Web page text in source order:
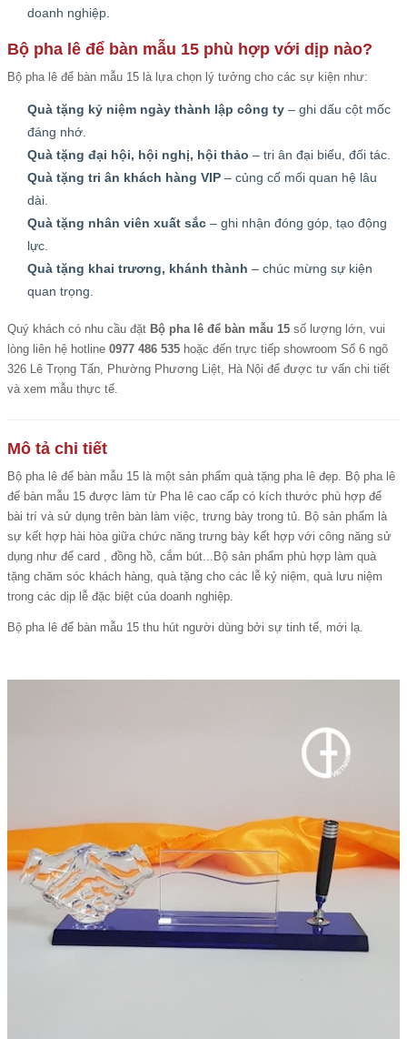
doanh nghiệp.
Bộ pha lê để bàn mẫu 15 phù hợp với dịp nào?
Bộ pha lê để bàn mẫu 15 là lựa chọn lý tưởng cho các sự kiện như:
Quà tặng kỷ niệm ngày thành lập công ty – ghi dấu cột mốc
đáng nhớ.
Quà tặng đại hội, hội nghị, hội thảo – tri ân đại biểu, đối tác.
Quà tặng tri ân khách hàng VIP – củng cố mối quan hệ lâu
dài.
Quà tặng nhân viên xuất sắc – ghi nhận đóng góp, tạo động
lực.
Quà tặng khai trương, khánh thành – chúc mừng sự kiện
quan trọng.
Quý khách có nhu cầu đặt Bộ pha lê để bàn mẫu 15 số lượng lớn, vui
lòng liên hệ hotline 0977 486 535 hoặc đến trực tiếp showroom Số 6 ngõ
326 Lê Trọng Tấn, Phường Phương Liệt, Hà Nội để được tư vấn chi tiết
và xem mẫu thực tế.
Mô tả chi tiết
Bộ pha lê để bàn mẫu 15 là một sản phẩm quà tặng pha lê đẹp. Bộ pha lê
để bàn mẫu 15 được làm từ Pha lê cao cấp có kích thước phù hợp để
bài trí và sử dụng trên bàn làm việc, trưng bày trong tủ. Bộ sản phẩm là
sự kết hợp hài hòa giữa chức năng trưng bày kết hợp với công năng sử
dụng như để card , đồng hồ, cắm bút...Bộ sản phẩm phù hợp làm quà
tặng chăm sóc khách hàng, quà tặng cho các lễ kỷ niệm, quà lưu niệm
trong các dịp lễ đặc biệt của doanh nghiệp.
Bộ pha lê để bàn mẫu 15 thu hút người dùng bởi sự tinh tế, mới lạ.